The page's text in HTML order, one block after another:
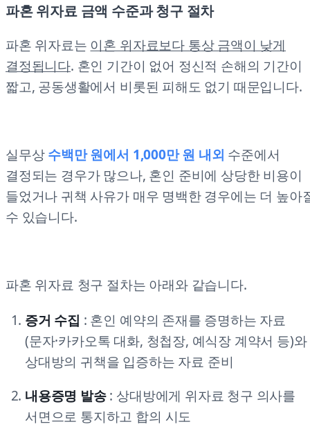
파혼 위자료 금액 수준과 청구 절차
파혼 위자료는 이혼 위자료보다 통상 금액이 낮게
결정됩니다. 혼인 기간이 없어 정신적 손해의 기간이
짧고, 공동생활에서 비롯된 피해도 없기 때문입니다.
실무상 수백만 원에서 1,000만 원 내외 수준에서
결정되는 경우가 많으나, 혼인 준비에 상당한 비용이
들었거나 귀책 사유가 매우 명백한 경우에는 더 높아
수 있습니다.
파혼 위자료 청구 절차는 아래와 같습니다.
증거 수집 : 혼인 예약의 존재를 증명하는 자료
(문자·카카오톡 대화, 청첩장, 예식장 계약서 등)와
상대방의 귀책을 입증하는 자료 준비
내용증명 발송: 상대방에게 위자료 청구 의사를
서면으로 통지하고 합의 시도